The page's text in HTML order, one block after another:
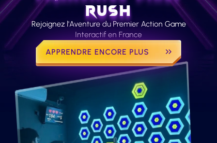
Rush
Rejoignez l'Aventure du Premier Action Game
Interactif en France
APPRENDRE ENCORE PLUS